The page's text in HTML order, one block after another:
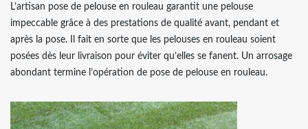
L’artisan pose de pelouse en rouleau garantit une pelouse
impeccable grâce à des prestations de qualité avant, pendant et
après la pose. Il fait en sorte que les pelouses en rouleau soient
posées dès leur livraison pour éviter qu’elles se fanent. Un arrosage
abondant termine l’opération de pose de pelouse en rouleau.